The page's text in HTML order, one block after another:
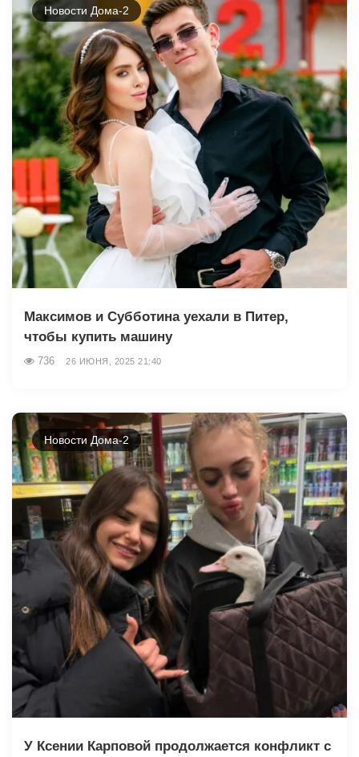
Новости Дома-2
Максимов и Субботина уехали в Питер,
чтобы купить машину
736 26 ИЮНЯ, 2025 21:40
Новости Дома-2
У Ксении Карповой продолжается конфликт с